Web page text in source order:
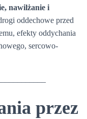
nawilżanie i
oddechowe przed
efekty oddychania
sercowo-
przez